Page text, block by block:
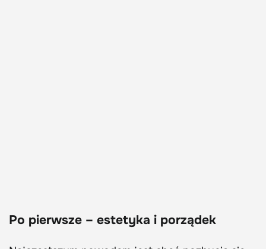
Po pierwsze – estetyka i porządek